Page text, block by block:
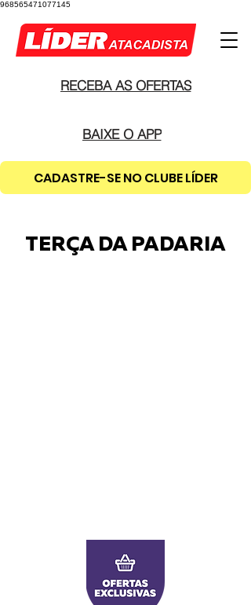
968565471077145
RECEBA AS OFERTAS
BAIXE O APP
CADASTRE-SE NO CLUBE LÍDER
TERÇA DA PADARIA